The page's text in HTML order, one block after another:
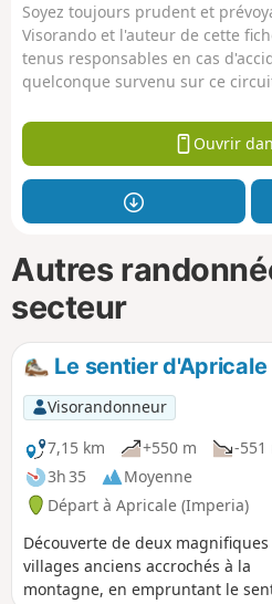
Soyez toujours prudent et
Visorando et l'auteur de cette
tenus responsables en cas
quelconque survenu sur ce
Ouvrir
Autres
secteur
Le sentier
Visorandonneur
7,15 km
+550 m
-551
3h 35
Moyenne
Départ à Apricale (Imperia)
Découverte de deux magnifiques
villages anciens accrochés à la
montagne, en empruntant le